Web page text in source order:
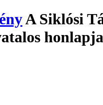
A Siklósi
honlapja